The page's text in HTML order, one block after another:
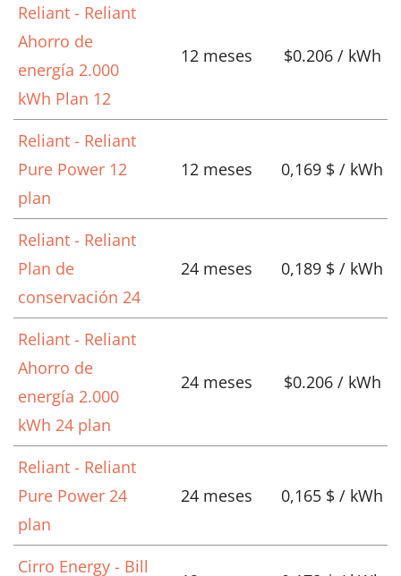
Reliant - Reliant
Ahorro de
energía 2.000
kWh Plan 12
12 meses $0.206 / kWh
Reliant - Reliant
Pure Power 12
plan
12 meses 0,169 $ / kWh
Reliant - Reliant
Plan de
conservación 24
24 meses 0,189 $ / kWh
Reliant - Reliant
Ahorro de
energía 2.000
kWh 24 plan
24 meses $0.206 / kWh
Reliant - Reliant
Pure Power 24
plan
24 meses 0,165 $ / kWh
Cirro Energy - Bill